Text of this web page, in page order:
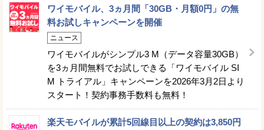
ワイモバイル、3ヵ月間「30GB・月額0円」の無
料お試しキャンペーンを開催
ニュース
ワイモバイルがシンプル3 M（データ容量30GB）
を3ヵ月間無料でお試しできる「ワイモバイル SI
M トライアル」キャンペーンを2026年3月2日より
スタート！契約事務手数料も無料！
楽天モバイルが累計5回線目以上の契約は3,850円